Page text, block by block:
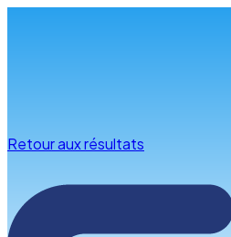
Retour aux résultats